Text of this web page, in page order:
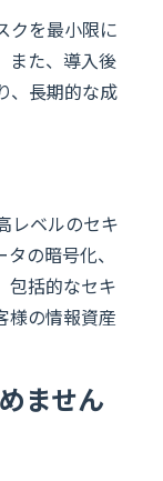
クを最小限に
また、導入後
、長期的な成
レベルのセキ
の暗号化、
包括的なセキ
様の情報資産
ません